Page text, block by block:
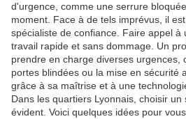
d'urgence, comme une serrure
moment. Face à de tels imprévus, il
spécialiste de confiance. Faire appel à
travail rapide et sans dommage. Un
prendre en charge diverses urgences,
portes blindées ou la mise en sécurité
grâce à sa maîtrise et à une
Dans les quartiers Lyonnais, choisir
évident. Voici quelques idées pour